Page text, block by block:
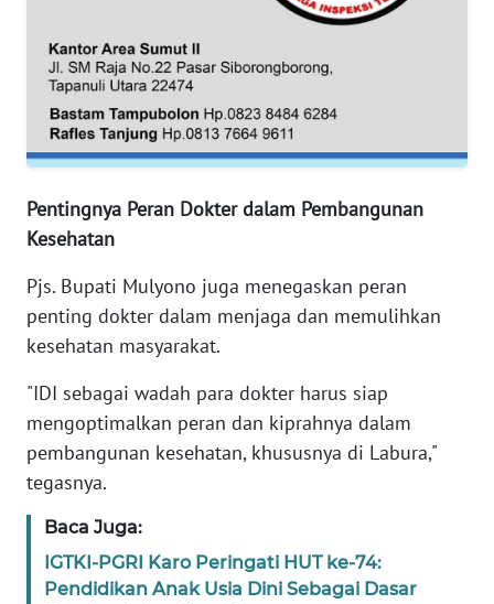
Pentingnya Peran Dokter dalam Pembangunan
Kesehatan
Pjs. Bupati Mulyono juga menegaskan peran
penting dokter dalam menjaga dan memulihkan
kesehatan masyarakat.
"IDI sebagai wadah para dokter harus siap
mengoptimalkan peran dan kiprahnya dalam
pembangunan kesehatan, khususnya di Labura,"
tegasnya.
Baca Juga:
IGTKI-PGRI Karo Peringati HUT ke-74:
Pendidikan Anak Usia Dini Sebagai Dasar
WN
JAMBI
WN
SULTRA
WN
NTB
WN
SULTENG
SULBAR
WN
BABEL
SUMBAR